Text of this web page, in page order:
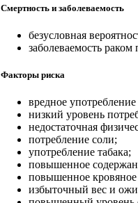
Смертность и заболеваемость
безусловная
заболеваемость раком
Факторы риска
вредное употребление
низкий уровень
недостаточная
потребление соли;
употребление табака;
повышенное
повышенное кровяное
избыточный вес и